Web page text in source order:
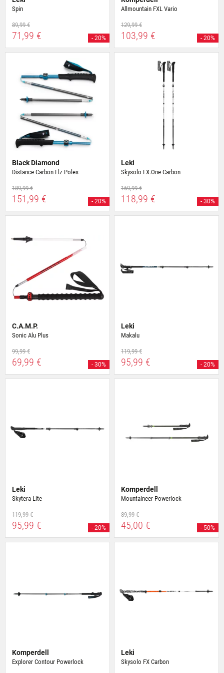
Spin
89,99 €
71,99 € - 20%
Allmountain FXL Vario
129,99 €
103,99 € - 20%
Black Diamond
Distance Carbon Flz Poles
189,99 €
151,99 € - 20%
Leki
Skysolo FX.One Carbon
169,99 €
118,99 € - 30%
C.A.M.P.
Sonic Alu Plus
99,99 €
69,99 € - 30%
Leki
Makalu
119,99 €
95,99 € - 20%
Leki
Skytera Lite
119,99 €
95,99 € - 20%
Komperdell
Mountaineer Powerlock
89,99 €
45,00 € - 50%
Komperdell
Explorer Contour Powerlock
Leki
Skysolo FX Carbon